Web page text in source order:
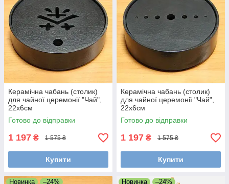
Керамічна чабань (столик)
для чайної церемонії "Чай",
22х6см
Готово до відправки
1 197 ₴ 1 575 ₴
Купити
Керамічна чабань (столик)
для чайної церемонії "Чай",
22х6см
Готово до відправки
1 197 ₴ 1 575 ₴
Купити
Новинка –24% Новинка
–24%